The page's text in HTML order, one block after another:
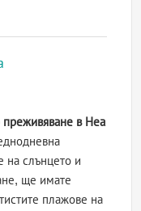
преживяване в Неа
на слънцето и
ще имате
плажове на